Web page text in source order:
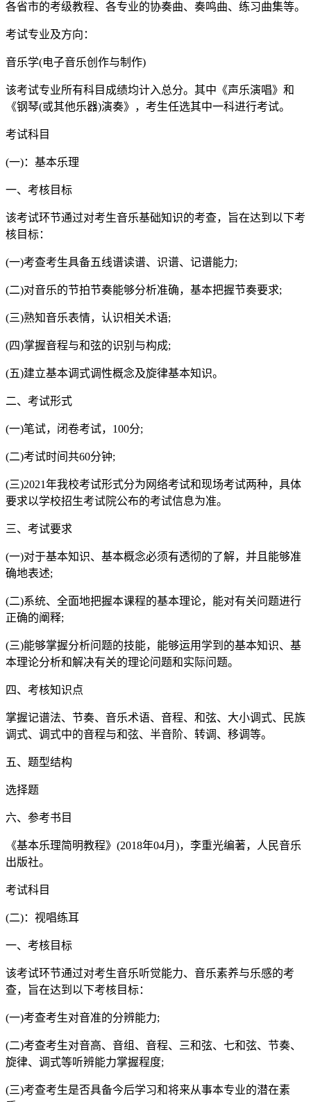
各省市的考级教程、各专业的协奏曲、奏鸣曲、练习曲集等。
考试专业及方向：
音乐学(电子音乐创作与制作)
该考试专业所有科目成绩均计入总分。其中《声乐演唱》和
《钢琴(或其他乐器)演奏》，考生任选其中一科进行考试。
考试科目
(一)：基本乐理
一、考核目标
该考试环节通过对考生音乐基础知识的考查，旨在达到以下考
核目标：
(一)考查考生具备五线谱读谱、识谱、记谱能力;
(二)对音乐的节拍节奏能够分析准确，基本把握节奏要求;
(三)熟知音乐表情，认识相关术语;
(四)掌握音程与和弦的识别与构成;
(五)建立基本调式调性概念及旋律基本知识。
二、考试形式
(一)笔试，闭卷考试，100分;
(二)考试时间共60分钟;
(三)2021年我校考试形式分为网络考试和现场考试两种，具体
要求以学校招生考试院公布的考试信息为准。
三、考试要求
(一)对于基本知识、基本概念必须有透彻的了解，并且能够准
确地表述;
(二)系统、全面地把握本课程的基本理论，能对有关问题进行
正确的阐释;
(三)能够掌握分析问题的技能，能够运用学到的基本知识、基
本理论分析和解决有关的理论问题和实际问题。
四、考核知识点
掌握记谱法、节奏、音乐术语、音程、和弦、大小调式、民族
调式、调式中的音程与和弦、半音阶、转调、移调等。
五、题型结构
选择题
六、参考书目
《基本乐理简明教程》(2018年04月)，李重光编著，人民音乐
出版社。
考试科目
(二)：视唱练耳
一、考核目标
该考试环节通过对考生音乐听觉能力、音乐素养与乐感的考
查，旨在达到以下考核目标：
(一)考查考生对音准的分辨能力;
(二)考查考生对音高、音组、音程、三和弦、七和弦、节奏、
旋律、调式等听辨能力掌握程度;
(三)考查考生是否具备今后学习和将来从事本专业的潜在素